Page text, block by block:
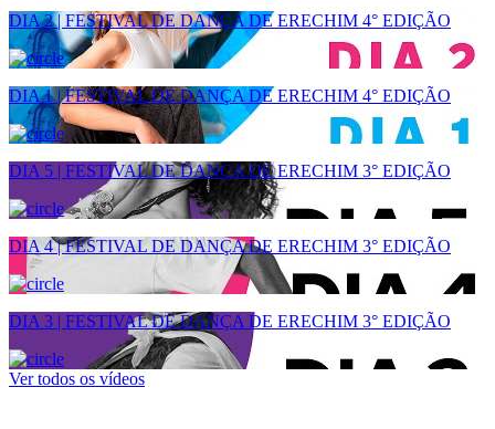
DIA 2 | FESTIVAL DE DANÇA DE ERECHIM 4° EDIÇÃO
DIA 1 | FESTIVAL DE DANÇA DE ERECHIM 4° EDIÇÃO
DIA 5 | FESTIVAL DE DANÇA DE ERECHIM 3° EDIÇÃO
DIA 4 | FESTIVAL DE DANÇA DE ERECHIM 3° EDIÇÃO
DIA 3 | FESTIVAL DE DANÇA DE ERECHIM 3° EDIÇÃO
Ver todos os vídeos